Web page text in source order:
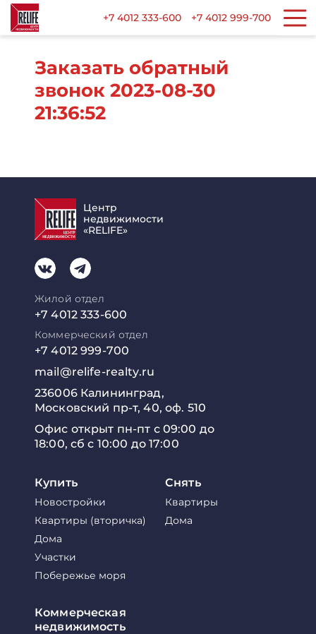
+7 4012 333-600 +7 4012 999-700
Заказать обратный
звонок 2023-08-30
21:36:52
Центр
недвижимости
«RELIFE»
Жилой отдел
+7 4012 333-600
Коммерческий отдел
+7 4012 999-700
mail@relife-realty.ru
236006 Калининград,
Московский пр-т, 40, оф. 510
Офис открыт пн-пт с 09:00 до
18:00, сб с 10:00 до 17:00
Купить
Новостройки
Квартиры (вторичка)
Дома
Участки
Побережье моря
Снять
Квартиры
Дома
Коммерческая
недвижимость